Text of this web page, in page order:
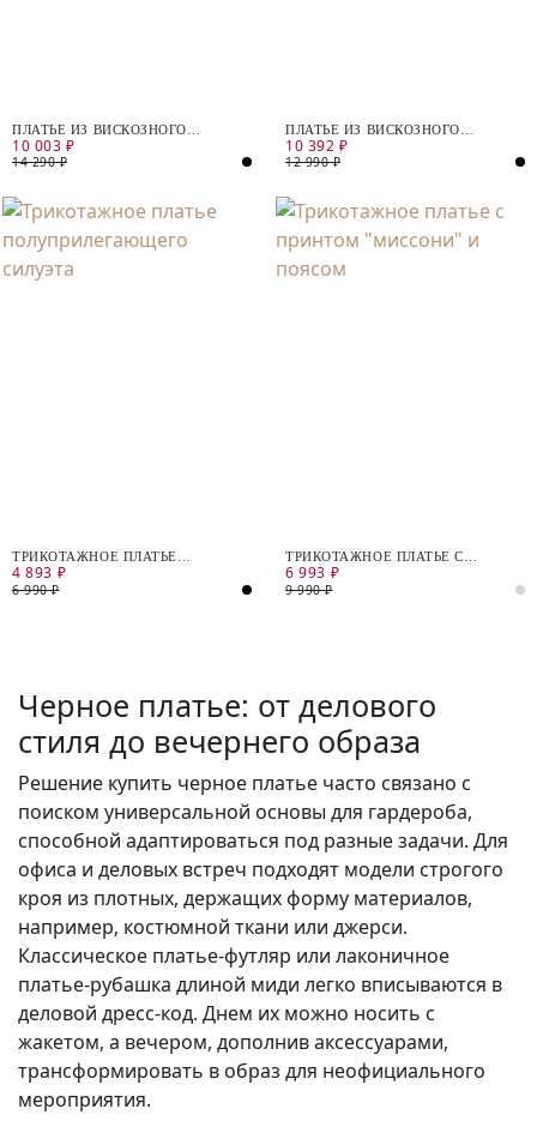
ПЛАТЬЕ ИЗ ВИСКОЗНОГО
ШИФОНА
10 003 ₽
14 290 ₽
ПЛАТЬЕ ИЗ ВИСКОЗНОГО
ТРИКОТАЖА
10 392 ₽
12 990 ₽
ТРИКОТАЖНОЕ ПЛАТЬЕ
ПОЛУПРИЛЕГАЮЩЕГО СИЛУЭТА
4 893 ₽
6 990 ₽
ТРИКОТАЖНОЕ ПЛАТЬЕ С
ПРИНТОМ "МИССОНИ" И ПОЯСОМ
6 993 ₽
9 990 ₽
Черное платье: от делового
стиля до вечернего образа
Решение купить черное платье часто связано с
поиском универсальной основы для гардероба,
способной адаптироваться под разные задачи. Для
офиса и деловых встреч подходят модели строгого
кроя из плотных, держащих форму материалов,
например, костюмной ткани или джерси.
Классическое платье-футляр или лаконичное
платье-рубашка длиной миди легко вписываются в
деловой дресс-код. Днем их можно носить с
жакетом, а вечером, дополнив аксессуарами,
трансформировать в образ для неофициального
мероприятия.